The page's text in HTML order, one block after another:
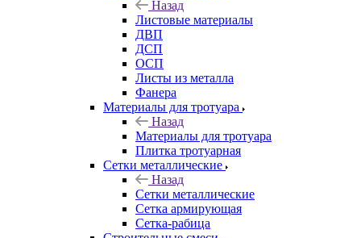
Назад
Листовые материалы
ДВП
ДСП
ОСП
Листы из металла
Фанера
Материалы для тротуара
Назад
Материалы для тротуара
Плитка тротуарная
Сетки металлические
Назад
Сетки металлические
Сетка армирующая
Сетка-рабица